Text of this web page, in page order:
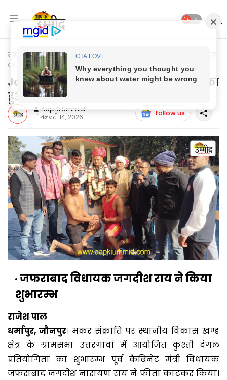
मुख्यपृष्ठ Jaunpur Update
Jaunpur News: कुश्ती दंगल प्रतियोगिता
का हुआ आयोजन
Jaunpur News: कुश्ती दंगल प्रतियोगिता का
हुआ आयोजन
Aap Ki Ummid
जनवरी 14, 2026
follow us
जफराबाद विधायक जगदीश राय ने किया
शुभारम्भ
राजेश पाल
धर्मापुर, जौनपुर। मकर संक्रांति पर स्थानीय विकास खण्ड
क्षेत्र के ग्रामसभा उत्तरगावां में आयोजित कुश्ती दंगल
प्रतियोगिता का शुभारम्भ पूर्व कैबिनेट मंत्री विधायक
जफराबाद जगदीश नारायण राय ने फीता काटकर किया।